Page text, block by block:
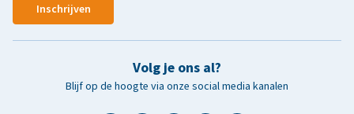
Inschrijven
Volg je ons al?
Blijf op de hoogte via onze social media kanalen